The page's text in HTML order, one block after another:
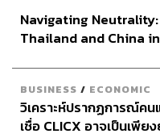
Navigating Neutrality:
Thailand and China
BUSINESS / ECONOMIC
วิเคราะห์ปรากฏการณ์ค
เชื่อ CLICX อาจเป็นเพีย